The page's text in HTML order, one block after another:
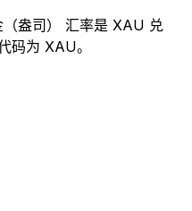
盎司） 汇率是 XAU 兑
码为 XAU。